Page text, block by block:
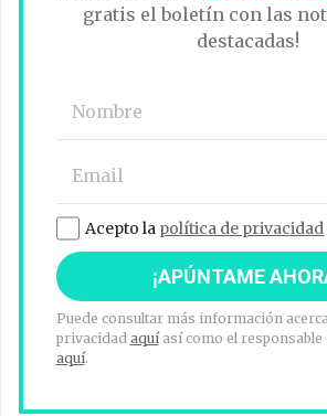
gratis el boletín con las
destacadas!
Acepto la política de privacidad
Puede consultar más información
privacidad aquíasí como el responsable
aquí.